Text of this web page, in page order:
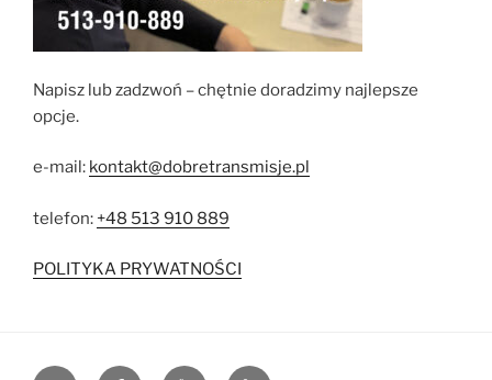
Napisz lub zadzwoń – chętnie doradzimy najlepsze
opcje.
e-mail: kontakt@dobretransmisje.pl
telefon: +48 513 910 889
POLITYKA PRYWATNOŚCI